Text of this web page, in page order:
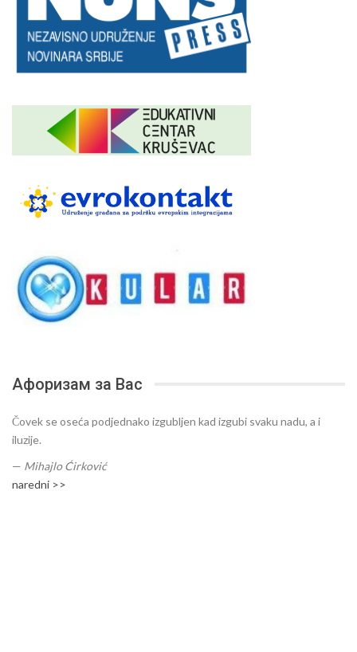
Афоризам за Вас
Čovek se oseća podjednako izgubljen kad izgubi svaku nadu, a i
iluzije.
— Mihajlo Ćirković
naredni >>